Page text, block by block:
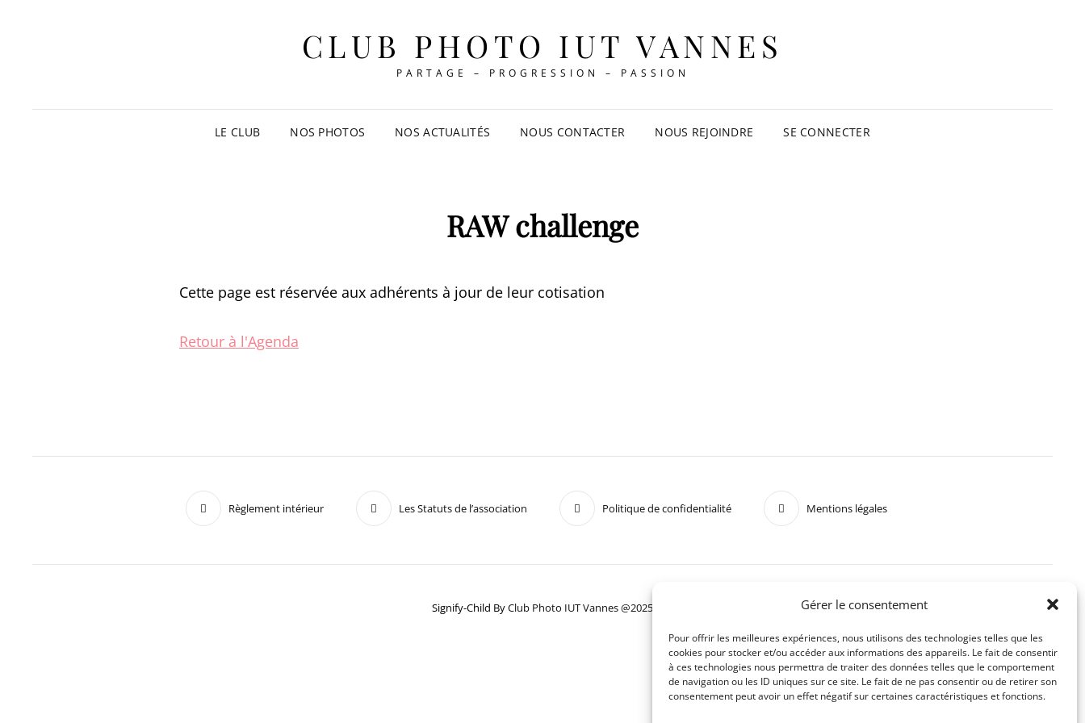
Gérer le consentement
Pour offrir les meilleures expériences, nous utilisons des technologies telles que les
cookies pour stocker et/ou accéder aux informations des appareils. Le fait de consentir
à ces technologies nous permettra de traiter des données telles que le comportement
de navigation ou les ID uniques sur ce site. Le fait de ne pas consentir ou de retirer son
consentement peut avoir un effet négatif sur certaines caractéristiques et fonctions.
CLUB PHOTO IUT VANNES
PARTAGE – PROGRESSION – PASSION
LE CLUB NOS PHOTOS NOS ACTUALITÉS NOUS CONTACTER NOUS REJOINDRE SE CONNECTER
RAW challenge
Cette page est réservée aux adhérents à jour de leur cotisation
Retour à l'Agenda
Règlement intérieur Les Statuts de l’association Politique de confidentialité Mentions légales
Signify-Child ByClub Photo IUT Vannes @2025